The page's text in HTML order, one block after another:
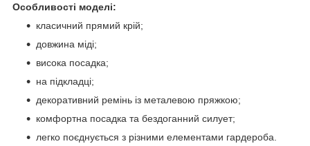
Особливості моделі:
класичний прямий крій;
довжина міді;
висока посадка;
на підкладці;
декоративний ремінь із металевою пряжкою;
комфортна посадка та бездоганний силует;
легко поєднується з різними елементами гардероба.